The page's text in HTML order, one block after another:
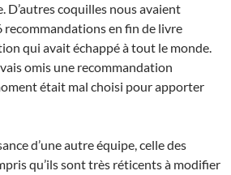
D’autres coquilles nous avaient
recommandations en fin de livre
qui avait échappé à tout le monde.
omis une recommandation
était mal choisi pour apporter
d’une autre équipe, celle des
qu’ils sont très réticents à modifier